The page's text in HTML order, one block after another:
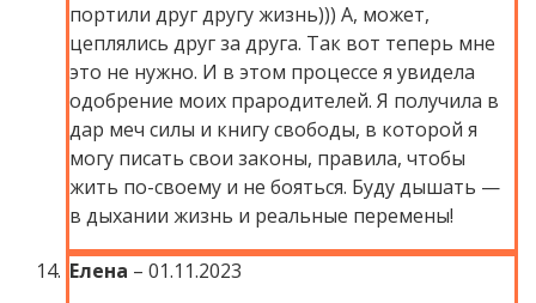
портили друг другу жизнь))) А, может,
цеплялись друг за друга. Так вот теперь мне
это не нужно. И в этом процессе я увидела
одобрение моих прародителей. Я получила в
дар меч силы и книгу свободы, в которой я
могу писать свои законы, правила, чтобы
жить по-своему и не бояться. Буду дышать —
в дыхании жизнь и реальные перемены!
Елена – 01.11.2023